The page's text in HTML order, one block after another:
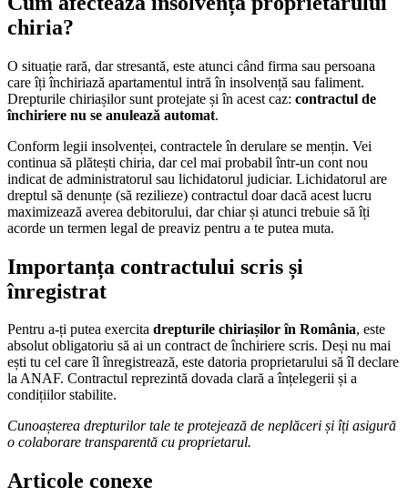
chiria?
O situație rară, dar stresantă, este atunci când firma sau persoana
care îți închiriază apartamentul intră în insolvență sau faliment.
Drepturile chiriașilor sunt protejate și în acest caz: contractul de
închiriere nu se anulează automat.
Conform legii insolvenței, contractele în derulare se mențin. Vei
continua să plătești chiria, dar cel mai probabil într-un cont nou
indicat de administratorul sau lichidatorul judiciar. Lichidatorul are
dreptul să denunțe (să rezilieze) contractul doar dacă acest lucru
maximizează averea debitorului, dar chiar și atunci trebuie să îți
acorde un termen legal de preaviz pentru a te putea muta.
Importanța contractului scris și
înregistrat
Pentru a-ți putea exercita drepturile chiriașilor în România, este
absolut obligatoriu să ai un contract de închiriere scris. Deși nu mai
ești tu cel care îl înregistrează, este datoria proprietarului să îl declare
la ANAF. Contractul reprezintă dovada clară a înțelegerii și a
condițiilor stabilite.
Cunoașterea drepturilor tale te protejează de neplăceri și îți asigură
o colaborare transparentă cu proprietarul.
Articole conexe